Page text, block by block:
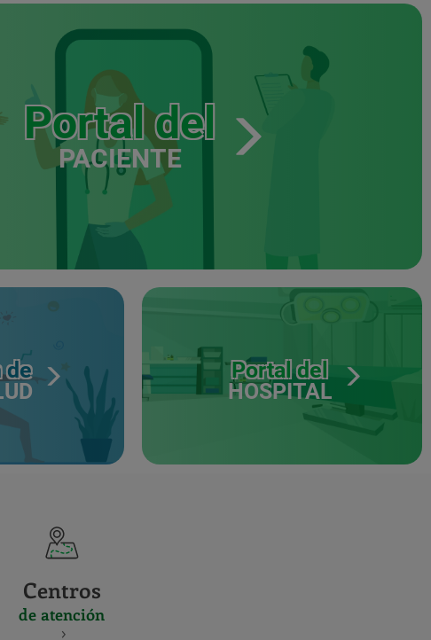
Portal del
PACIENTE
de
Portal del
HOSPITAL
Centros
de atención